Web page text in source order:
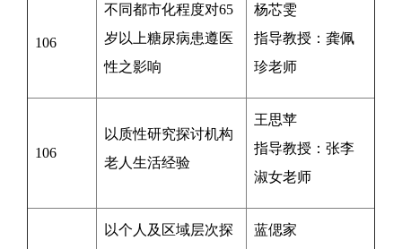
106
不同都市化程度对65
岁以上糖尿病患遵医
性之影响
杨芯雯
指导教授： 龚佩
珍老师
106
以质性研究探讨机构
老人生活经验
王思苹
指导教授：张李
淑女老师
以个人及区域层次探
蓝偲家